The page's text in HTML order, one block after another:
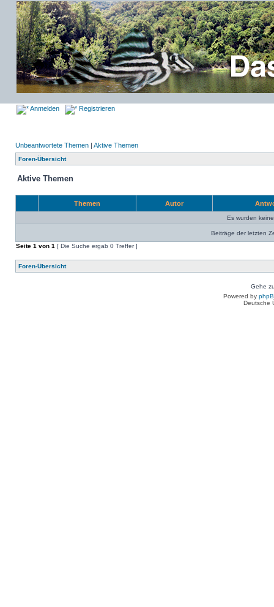
Anmelden Registrieren
Unbeantwortete Themen | Aktive Themen
Foren-Übersicht
Aktive Themen
Themen Autor
Es wurden
Beiträge der letzten
Seite 1 von 1 [ Die Suche ergab 0 Treffer ]
Foren-Übersicht
Gehe
Powered by
Deutsche